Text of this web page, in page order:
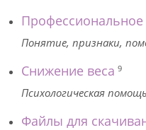
Понятие, признаки,
Снижение веса 9
Психологическая
Файлы для